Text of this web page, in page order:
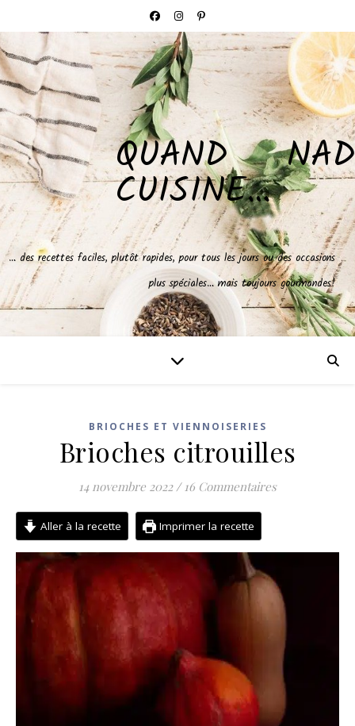
QUAND NAD
CUISINE…
… des recettes faciles, plutôt rapides, pour tous les jours ou des occasions
plus spéciales… mais toujours gourmandes!
BRIOCHES ET VIENNOISERIES
Brioches citrouilles
14 novembre 2022 / 16 Commentaires
Aller à la recette Imprimer la recette